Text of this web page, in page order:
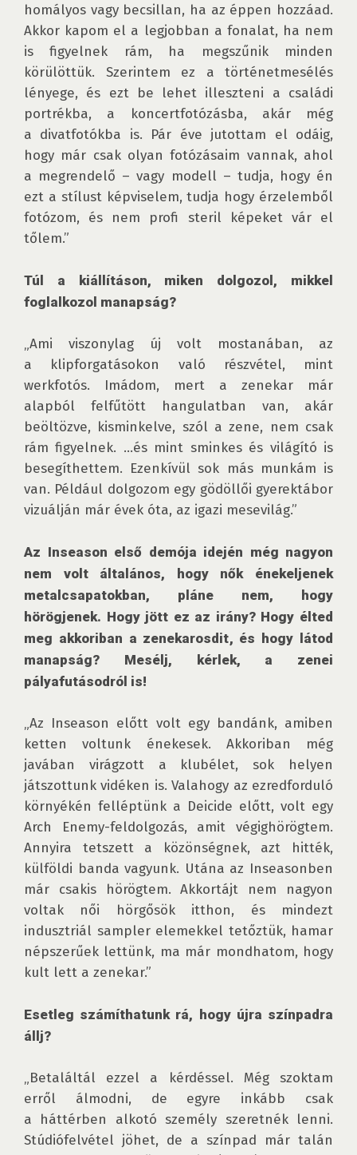
homályos vagy becsillan, ha az éppen hozzáad.
Akkor kapom el a legjobban a fonalat, ha nem
is figyelnek rám, ha megszűnik minden
körülöttük. Szerintem ez a történetmesélés
lényege, és ezt be lehet illeszteni a családi
portrékba, a koncertfotózásba, akár még
a divatfotókba is. Pár éve jutottam el odáig,
hogy már csak olyan fotózásaim vannak, ahol
a megrendelő – vagy modell – tudja, hogy én
ezt a stílust képviselem, tudja hogy érzelemből
fotózom, és nem profi steril képeket vár el
tőlem.”
Túl a kiállításon, miken dolgozol, mikkel
foglalkozol manapság?
„Ami viszonylag új volt mostanában, az
a klipforgatásokon való részvétel, mint
werkfotós. Imádom, mert a zenekar már
alapból felfűtött hangulatban van, akár
beöltözve, kisminkelve, szól a zene, nem csak
rám figyelnek. …és mint sminkes és világító is
besegíthettem. Ezenkívül sok más munkám is
van. Például dolgozom egy gödöllői gyerektábor
vizuálján már évek óta, az igazi mesevilág.”
Az Inseason első demója idején még nagyon
nem volt általános, hogy nők énekeljenek
metalcsapatokban, pláne nem, hogy
hörögjenek. Hogy jött ez az irány? Hogy élted
meg akkoriban a zenekarosdit, és hogy látod
manapság? Mesélj, kérlek, a zenei
pályafutásodról is!
„Az Inseason előtt volt egy bandánk, amiben
ketten voltunk énekesek. Akkoriban még
javában virágzott a klubélet, sok helyen
játszottunk vidéken is. Valahogy az ezredforduló
környékén felléptünk a Deicide előtt, volt egy
Arch Enemy-feldolgozás, amit végighörögtem.
Annyira tetszett a közönségnek, azt hitték,
külföldi banda vagyunk. Utána az Inseasonben
már csakis hörögtem. Akkortájt nem nagyon
voltak női hörgősök itthon, és mindezt
indusztriál sampler elemekkel tetőztük, hamar
népszerűek lettünk, ma már mondhatom, hogy
kult lett a zenekar.”
Esetleg számíthatunk rá, hogy újra színpadra
állj?
„Betaláltál ezzel a kérdéssel. Még szoktam
erről álmodni, de egyre inkább csak
a háttérben alkotó személy szeretnék lenni.
Stúdiófelvétel jöhet, de a színpad már talán